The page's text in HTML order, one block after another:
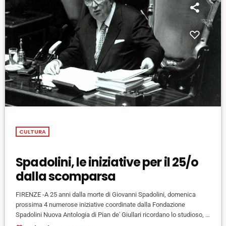
CULTURA
Spadolini, le iniziative per il 25/o
dalla scomparsa
FIRENZE -A 25 anni dalla morte di Giovanni Spadolini, domenica
prossima 4 numerose iniziative coordinate dalla Fondazione
Spadolini Nuova Antologia di Pian de' Giullari ricordano lo studioso, il